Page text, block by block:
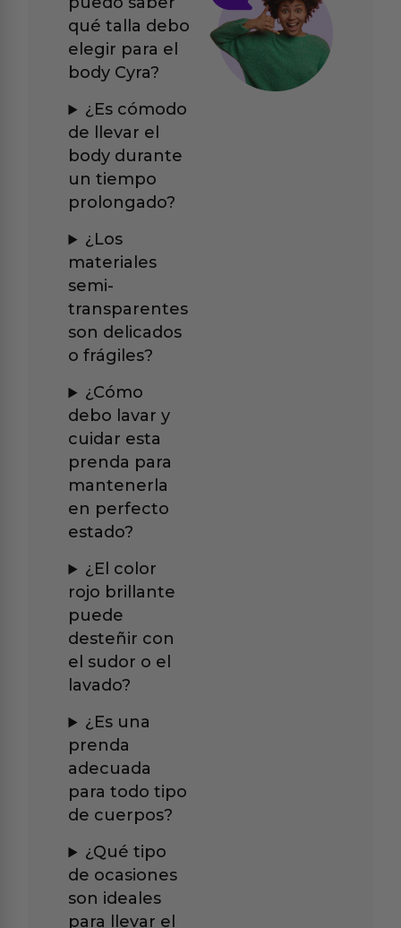
qué talla debo
elegir para el
body Cyra?
¿Es cómodo
de llevar el
body durante
un tiempo
prolongado?
¿Los
materiales
semi-
transparentes
son delicados
o frágiles?
¿Cómo
debo lavar y
cuidar esta
prenda para
mantenerla
en perfecto
estado?
¿El color
rojo brillante
puede
desteñir con
el sudor o el
lavado?
¿Es una
prenda
adecuada
para todo tipo
de cuerpos?
¿Qué tipo
de ocasiones
son ideales
para llevar el